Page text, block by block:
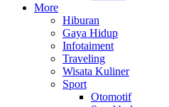
More
Hiburan
Gaya Hidup
Infotaiment
Traveling
Wisata Kuliner
Sport
Otomotif